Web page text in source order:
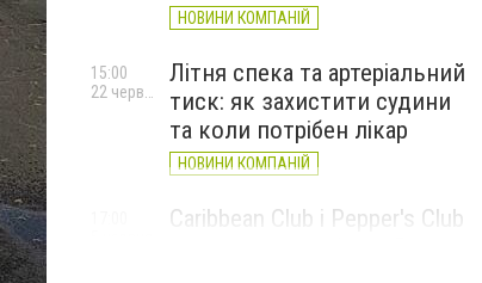
НОВИНИ КОМПАНІЙ
Літня спека та артеріальний
тиск: як захистити судини
та коли потрібен лікар
НОВИНИ КОМПАНІЙ
15:00
Caribbean Club і Pepper's Club